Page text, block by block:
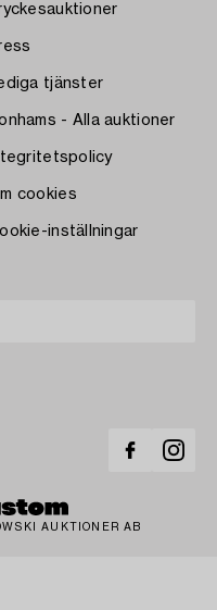
tjänster
- Alla auktioner
cookies
inställningar
AUKTIONER AB